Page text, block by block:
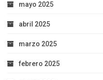
mayo 2025
abril 2025
marzo 2025
febrero 2025